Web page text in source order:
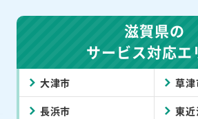
滋賀県の
サービス対応エ
大津市 草津
長浜市 東近